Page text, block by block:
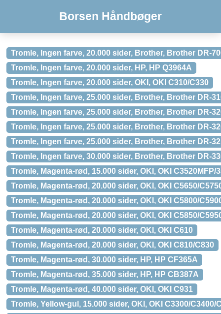
Borsen Håndbøger
Tromle, Ingen farve, 20.000 sider, Brother, Brother DR-
Tromle, Ingen farve, 20.000 sider, HP, HP Q3964A
Tromle, Ingen farve, 20.000 sider, OKI, OKI C310/C330
Tromle, Ingen farve, 25.000 sider, Brother, Brother DR-
Tromle, Ingen farve, 25.000 sider, Brother, Brother DR-
Tromle, Ingen farve, 25.000 sider, Brother, Brother DR-
Tromle, Ingen farve, 25.000 sider, Brother, Brother DR-
Tromle, Ingen farve, 30.000 sider, Brother, Brother DR-
Tromle, Magenta-rød, 15.000 sider, OKI, OKI C3520MFP/
Tromle, Magenta-rød, 20.000 sider, OKI, OKI C5650/
Tromle, Magenta-rød, 20.000 sider, OKI, OKI C5800/
Tromle, Magenta-rød, 20.000 sider, OKI, OKI C5850/
Tromle, Magenta-rød, 20.000 sider, OKI, OKI C610
Tromle, Magenta-rød, 20.000 sider, OKI, OKI C810/C830
Tromle, Magenta-rød, 30.000 sider, HP, HP CF365A
Tromle, Magenta-rød, 35.000 sider, HP, HP CB387A
Tromle, Magenta-rød, 40.000 sider, OKI, OKI C931
Tromle, Yellow-gul, 15.000 sider, OKI, OKI C3300/C3400/